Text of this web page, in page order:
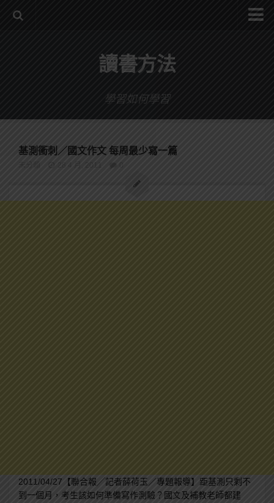
讀書方法
學習如何學習
基測衝刺／國文作文 每周最少寫一篇
未分類 28 4 月, 2011
2011/04/27【聯合報╱記者薛荷玉／專題報導】距基測只剩不
到一個月，考生該如何準備寫作測驗？國文及補教老師都建